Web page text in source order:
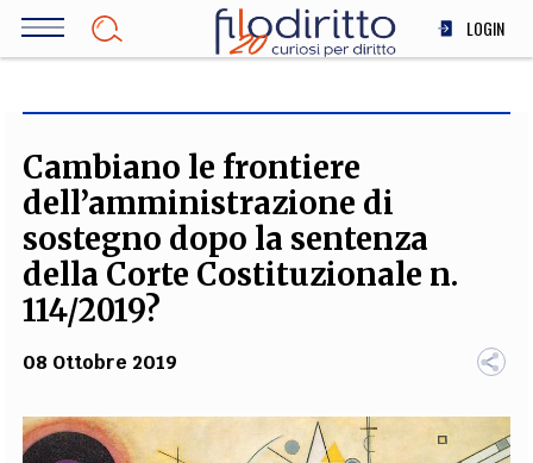
Salta
LOGIN
SOCIETÀ
MEDICINA
SCIENZA
STORIA E FILOSOFIA
TEAM
Cambiano le frontiere
dell’amministrazione di
sostegno dopo la sentenza
della Corte Costituzionale n.
114/2019?
08 Ottobre 2019